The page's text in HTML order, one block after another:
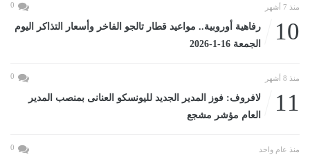
منذ 7 أشهر 0
10
رفاهية أوروبية.. مواعيد قطار تالجو الفاخر وأسعار التذاكر اليوم
الجمعة 16-1-2026
منذ 8 أشهر 0
11
لافروف: فوز المدير الجديد لليونسكو العنانى بمنصب المدير
العام مؤشر مشجع
منذ عام واحد 0